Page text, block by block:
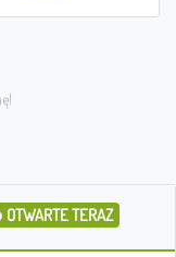
OTWARTE TERAZ